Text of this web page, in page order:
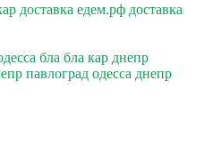
доставка едем.рф доставка
бла бла кар днепр
павлоград одесса днепр